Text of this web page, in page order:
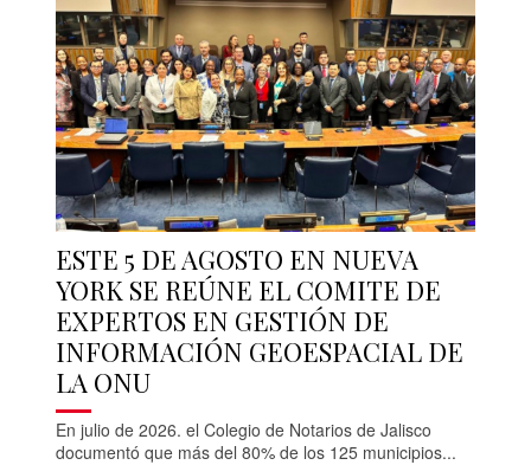
ESTE 5 DE AGOSTO EN NUEVA
YORK SE REÚNE EL COMITE DE
EXPERTOS EN GESTIÓN DE
INFORMACIÓN GEOESPACIAL DE
LA ONU
En julio de 2026. el Colegio de Notarios de Jalisco
documentó que más del 80% de los 125 municipios...